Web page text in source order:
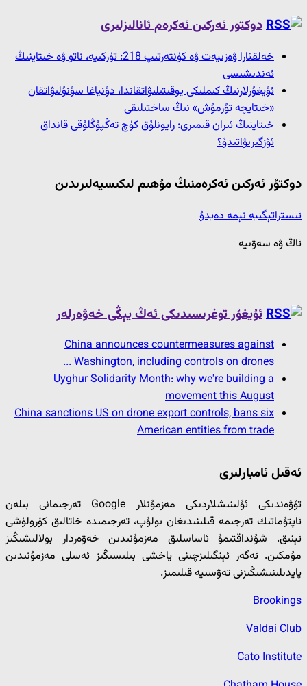
دوكتور ئەركىن ئەكرەم ئانالىزلىرى
خەلقئارا ۋەزىيەت ۋە كۈنتەرتىپ 218: تۈركىيە، ناتو ۋە خىتاينىڭ
ئەندىشىسى
ئۇيغۇرلارنىڭ كىملىكى يوقىتىلىۋاتقاندا، دۇنياغا سۇنۇلىۋاتقان
«خىتايچە تۇرمۇش» نىڭ ساختىلىقى
خىتاينىڭ ئىران قىمىرى: رايونلۇق كۈچ تەڭپۇڭلۇقى قانداق
ئۆزگىرىۋاتىدۇ؟
دوكتۇر ئەركىن ئەكرەمنىڭ مۇھىم لىكىسيەلىرىدىن
ئىستراتېگىيە نېمە دەيدۇ
ئاڭ ۋە سەۋىيە
ئۇيغۇر توغرىسىدىكى ئەڭ يېڭى خەۋەرلەر
China announces countermeasures against
Washington, including controls on drones ...
Uyghur Solidarity Month: why we're building a
movement this August
China sanctions US on drone export controls, bans six
American entities from trade
ئەقىل ئامبارلىرى
تۆۋەندىكى ئۇلىنىشلاردىكى مەزمۇنلار Google تەرجىمانى بىلەن
ئاپتۇماتىك تەرجىمە قىلىنىدىغان بولۇپ، تەرجىمىدە خاتالىق كۆرۈلۈشى
ئېنىق. شۇنداقتىمۇ ئاساسلىق مەزمۇنىدىن خەۋەردار بولالىشىڭىز
مۇمكىن. ئەگەر ئېنگىلىزچىنى ياخشى بىلىسىڭىز ئەسلى مەزمۇنىدىن
پايدىلىنىشىڭىزنى تەۋسىيە قىلىمىز.
Brookings
Valdai Club
Cato Institute